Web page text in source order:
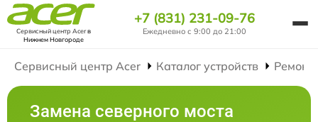
Сервисный центр Acerв
Нижнем Новгороде
+7 (831) 231-09-76
Ежедневно с 9:00 до 21:00
Сервисный центр Acer Каталог устройств Ремонт
Замена северного моста